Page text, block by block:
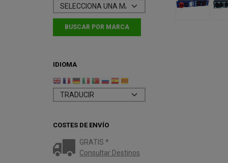
IDIOMA
COSTES DE ENVÍO
GRATIS *
Consultar Destinos